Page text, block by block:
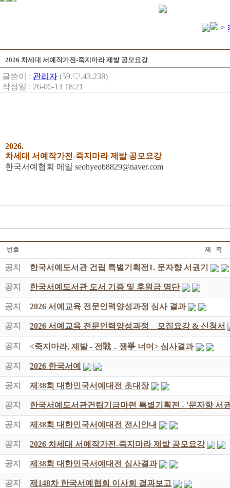
>
2026 차세대 서예작가전-죽지마라 제발 공모요강
글쓴이 : 관리자 (59.♡.43.238)
작성일 : 26-05-13 18:21
2026.
차세대 서예작가전-죽지마라 제발 공모요강
한국서예협회 메일 seohyeob8829@naver.com
번호 제 목
공지 한국서예도서관 건립 특별기획전1. 문자향 서권기
공지 한국서예도서관 도서 기증 및 후원금 명단
공지 2026 서예교육 전문인력양성과정 심사 결과
공지 2026 서예교육 전문인력양성과정 _ 모집요강 & 신청서
공지 <죽지마라, 제발 - 전戰 ․ 쟁爭 너머> 심사결과
공지 2026 한국서예
공지 제38회 대한민국서예대전 초대장
공지 한국서예도서관건립기금마련 특별기획전 - '문자향 서
공지 제38회 대한민국서예대전 전시안내
공지 2026 차세대 서예작가전-죽지마라 제발 공모요강
공지 제38회 대한민국서예대전 심사결과
공지 제148차 한국서예협회 이사회 결과보고